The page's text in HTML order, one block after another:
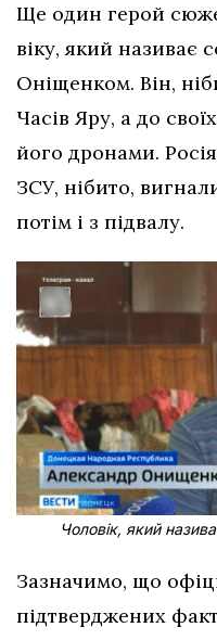
Ще один герой
віку, який називає
Оніщенком. Він,
Часів Яру, а до
його дронами.
ЗСУ, нібито,
потім і з підвалу.
Чоловік, який
Зазначимо, що
підтверджених